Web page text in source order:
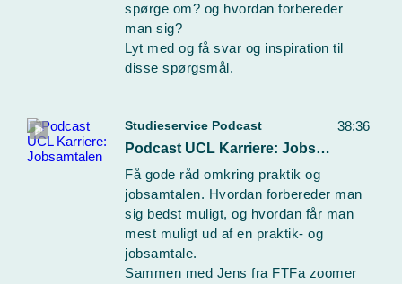
spørge om? og hvordan forbereder
man sig?
Lyt med og få svar og inspiration til
disse spørgsmål.
38:36
Studieservice Podcast
Podcast UCL Karriere: Jobsamtalen
Få gode råd omkring praktik og
jobsamtalen. Hvordan forbereder man
sig bedst muligt, og hvordan får man
mest muligt ud af en praktik- og
jobsamtale.
Sammen med Jens fra FTFa zoomer